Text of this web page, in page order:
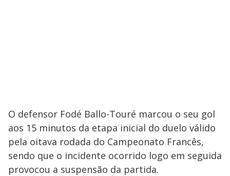
O defensor Fodé Ballo-Touré marcou o seu gol
aos 15 minutos da etapa inicial do duelo válido
pela oitava rodada do Campeonato Francês,
sendo que o incidente ocorrido logo em seguida
provocou a suspensão da partida.